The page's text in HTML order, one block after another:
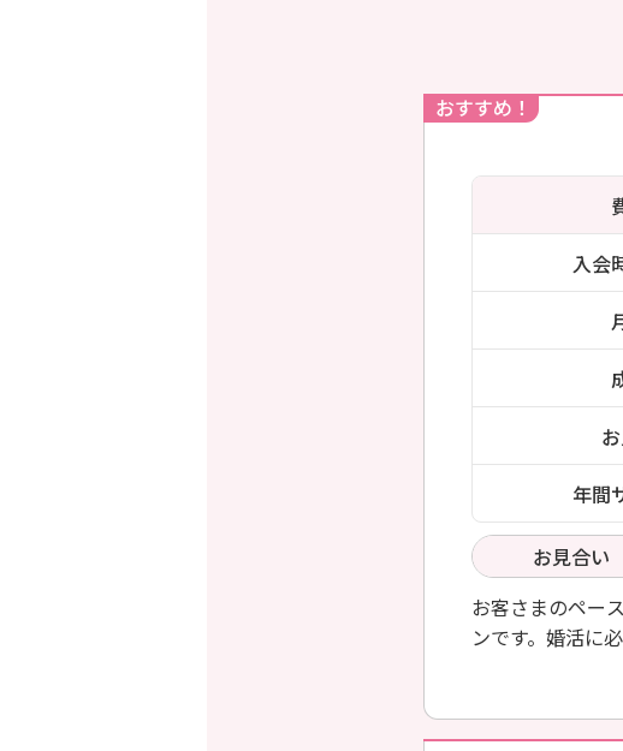
おすすめ！
入会
年間
お見合い
お客さまのペー
ンです。婚活に
使い放題です。